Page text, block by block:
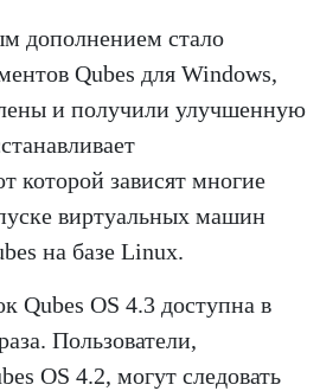
дополнением стало
Qubes для Windows,
и получили улучшенную
которой зависят многие
виртуальных машин
на базе Linux.
Qubes OS 4.3 доступна в
Пользователи,
OS 4.2, могут следовать